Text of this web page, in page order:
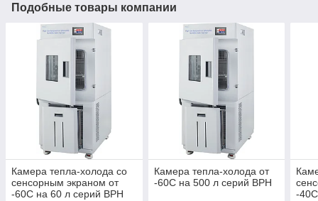
Подобные товары компании
Камера тепла-холода со
сенсорным экраном от
-60C на 60 л серий BPH
Камера тепла-холода от
-60C на 500 л серий BPH
-